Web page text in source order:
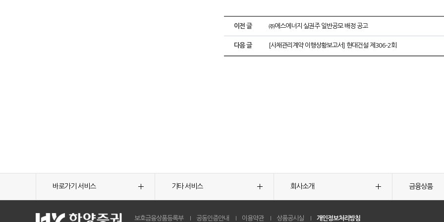
이전 글 ㈜에스에너지 실권주 일반공모 배정 공고
다음 글 [사채관리계약 이행상황보고서] 현대건설 제306-2회
바로가기 서비스 기타 서비스 회사소개 금융상품
보호금융상품등록부 공동인증안내 이용약관 상품공시실 개인정보처리방침